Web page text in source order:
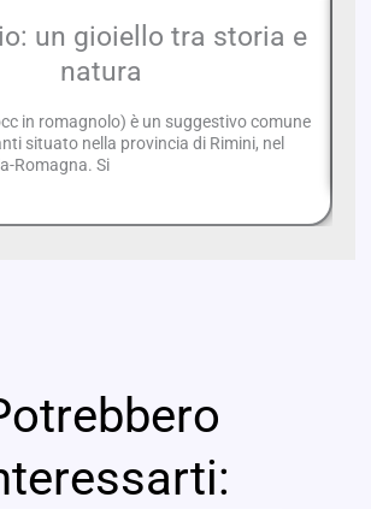
un gioiello tra storia e
natura
in romagnolo) è un suggestivo comune
situato nella provincia di Rimini, nel
Romagna. Si